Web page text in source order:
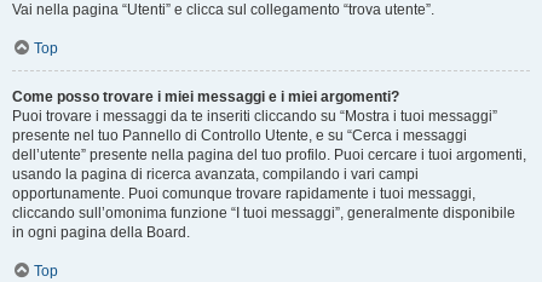
Vai nella pagina “Utenti” e clicca sul collegamento “trova utente”.
Top
Come posso trovare i miei messaggi e i miei argomenti?
Puoi trovare i messaggi da te inseriti cliccando su “Mostra i tuoi messaggi”
presente nel tuo Pannello di Controllo Utente, e su “Cerca i messaggi
dell’utente” presente nella pagina del tuo profilo. Puoi cercare i tuoi argomenti,
usando la pagina di ricerca avanzata, compilando i vari campi
opportunamente. Puoi comunque trovare rapidamente i tuoi messaggi,
cliccando sull’omonima funzione “I tuoi messaggi”, generalmente disponibile
in ogni pagina della Board.
Top